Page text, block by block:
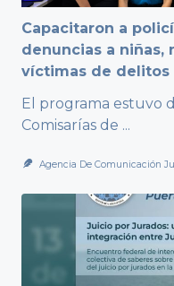
Capacitaron a
denuncias a niñas,
víctimas de delitos
El programa estuvo
Comisarías de ...
Agencia De Comunicación